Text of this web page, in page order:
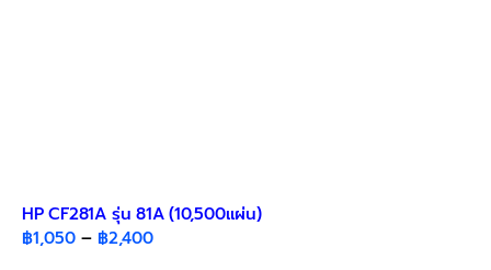
HP CF281A รุ่น 81A (10,500แผ่น)
฿1,050 – ฿2,400Price